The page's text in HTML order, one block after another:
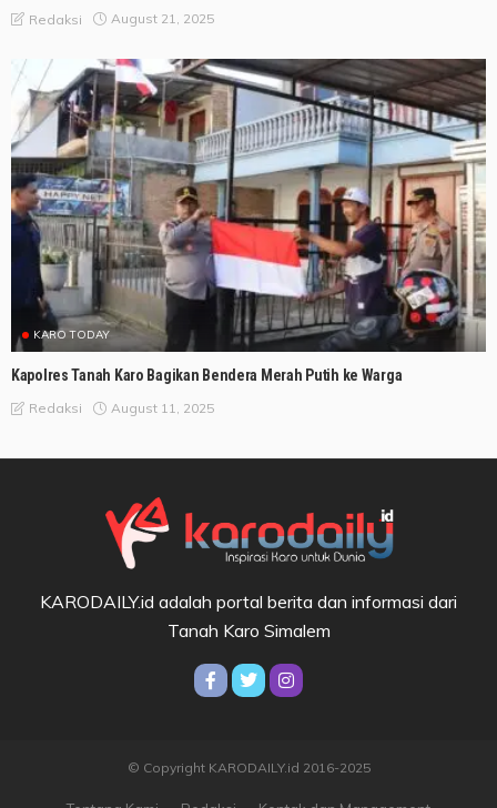
Redaksi August 21, 2025
KARO TODAY
Kapolres Tanah Karo Bagikan Bendera Merah Putih ke Warga
Redaksi August 11, 2025
KARODAILY.id adalah portal berita dan informasi dari
Tanah Karo Simalem
© Copyright KARODAILY.id 2016-2025